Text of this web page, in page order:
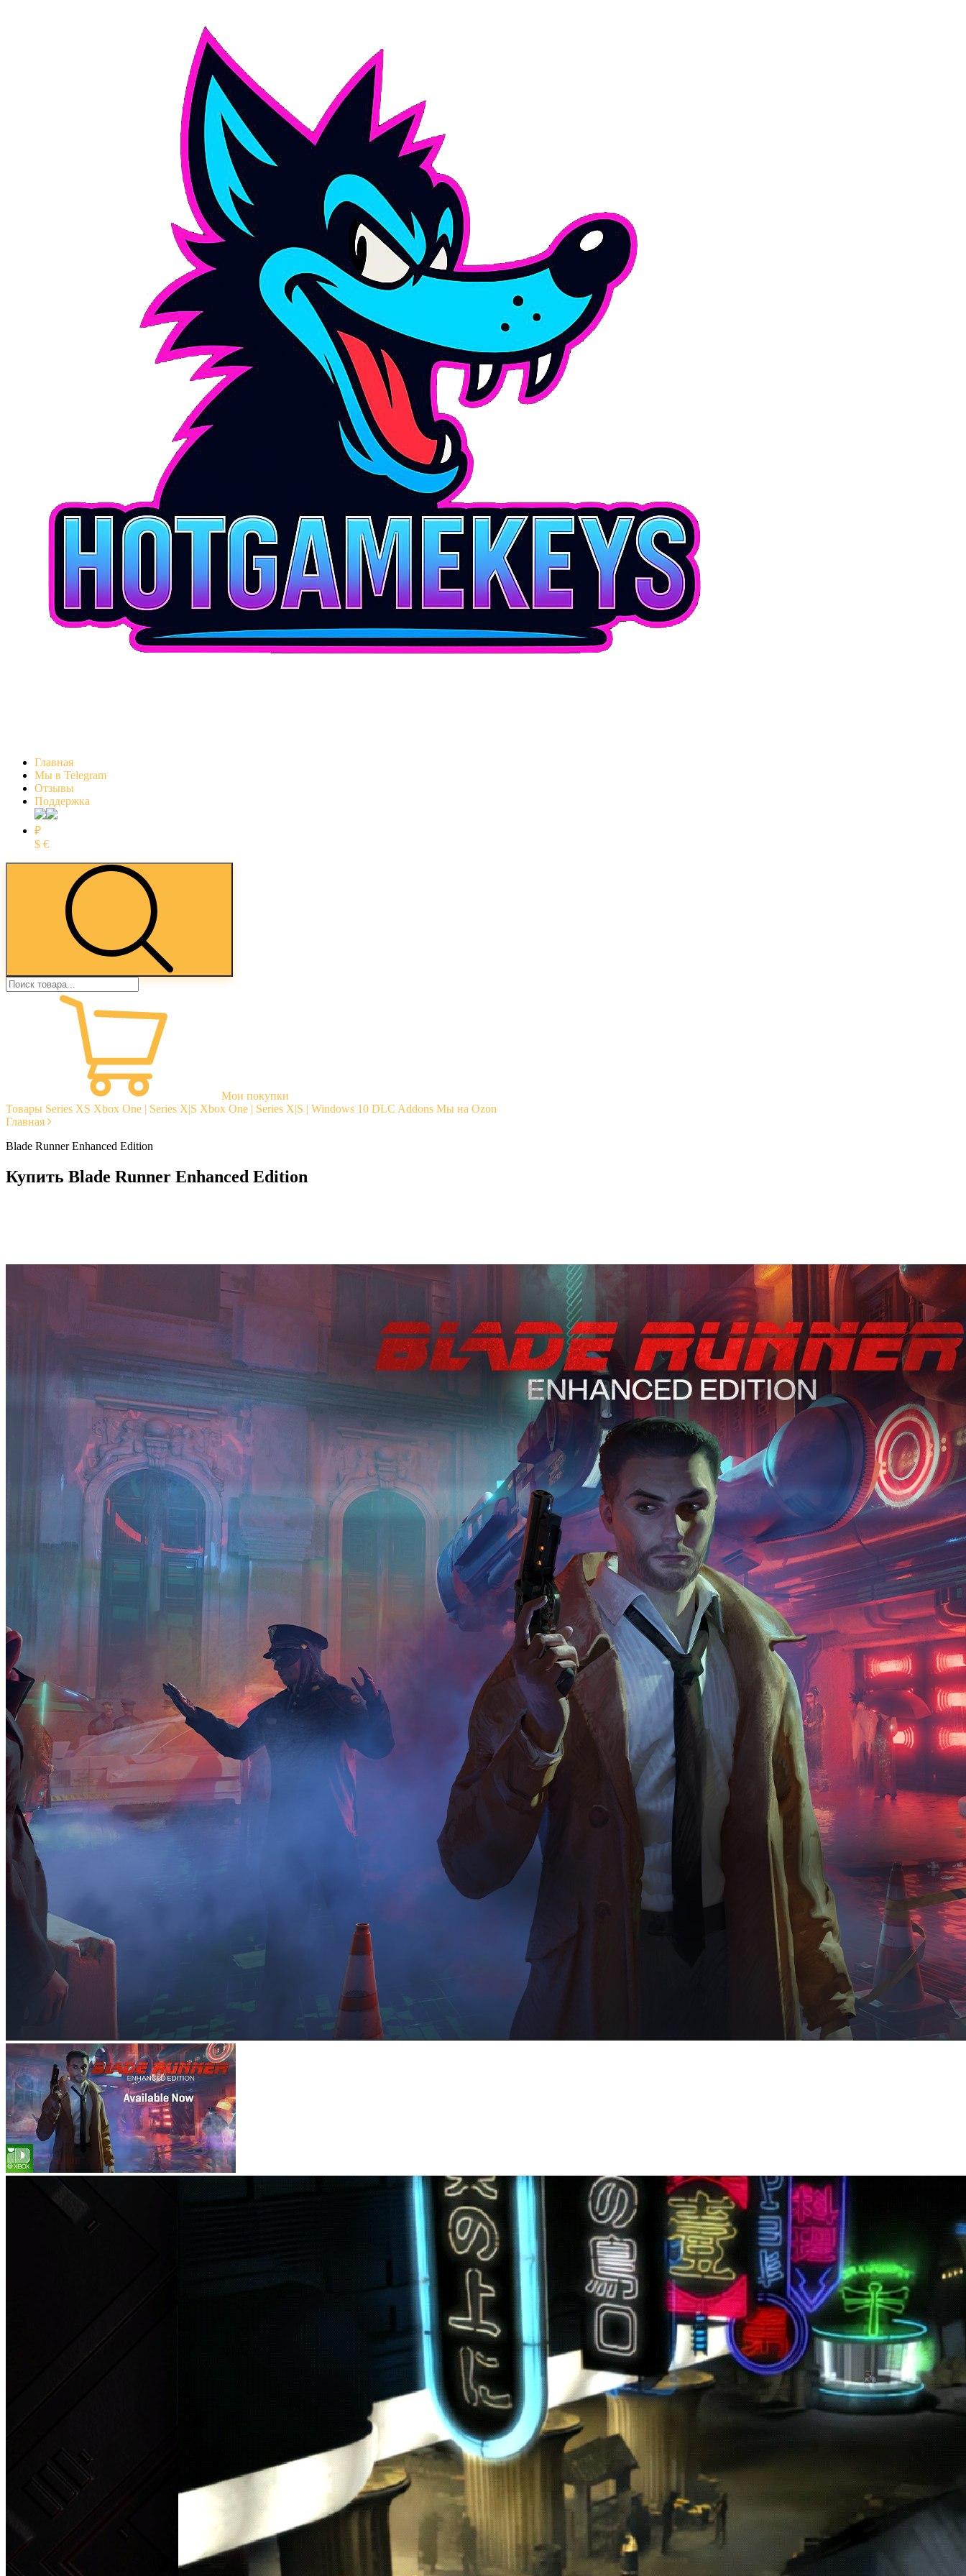
Главная
Мы в Telegram
Отзывы
Поддержка
₽
$ €
Мои покупки
Товары Series XS Xbox One | Series X|S Xbox One | Series X|S | Windows 10 DLC Addons Мы на Ozon
Главная
Blade Runner Enhanced Edition
Купить Blade Runner Enhanced Edition